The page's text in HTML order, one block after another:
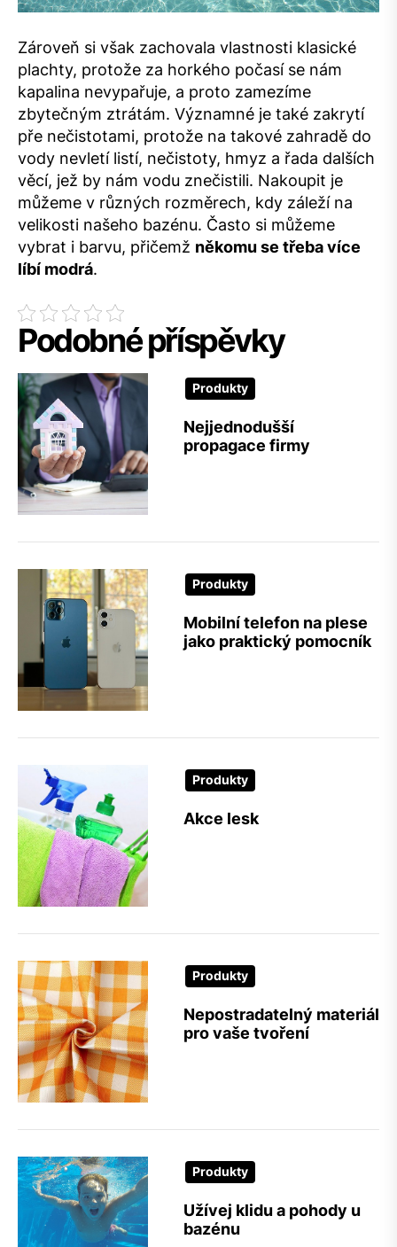
Zároveň si však zachovala vlastnosti klasické
plachty, protože za horkého počasí se nám
kapalina nevypařuje, a proto zamezíme
zbytečným ztrátám. Významné je také zakrytí
pře nečistotami, protože na takové zahradě do
vody nevletí listí, nečistoty, hmyz a řada dalších
věcí, jež by nám vodu znečistili. Nakoupit je
můžeme v různých rozměrech, kdy záleží na
velikosti našeho bazénu. Často si můžeme
vybrat i barvu, přičemž někomu se třeba více
líbí modrá.
Podobné příspěvky
Produkty
Nejjednodušší
propagace firmy
Produkty
Mobilní telefon na plese
jako praktický pomocník
Produkty
Akce lesk
Produkty
Nepostradatelný materiál
pro vaše tvoření
Produkty
Užívej klidu a pohody u
bazénu